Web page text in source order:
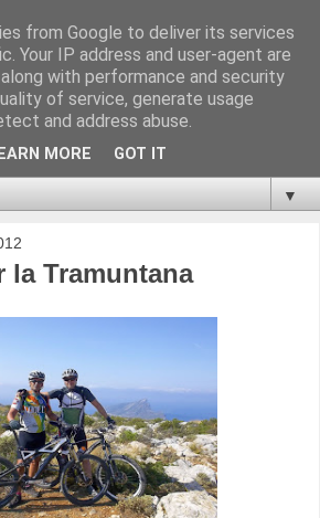
▼
la Tramuntana
from Google to deliver its services
Your IP address and user-agent are
with performance and security
of service, generate usage
and address abuse.
MORE GOT IT